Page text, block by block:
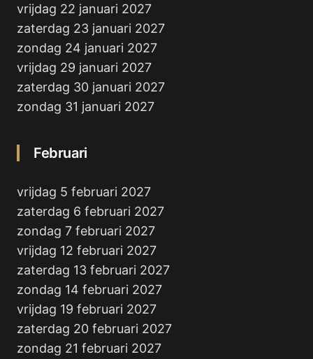
vrijdag 22 januari 2027
zaterdag 23 januari 2027
zondag 24 januari 2027
vrijdag 29 januari 2027
zaterdag 30 januari 2027
zondag 31 januari 2027
Februari
vrijdag 5 februari 2027
zaterdag 6 februari 2027
zondag 7 februari 2027
vrijdag 12 februari 2027
zaterdag 13 februari 2027
zondag 14 februari 2027
vrijdag 19 februari 2027
zaterdag 20 februari 2027
zondag 21 februari 2027